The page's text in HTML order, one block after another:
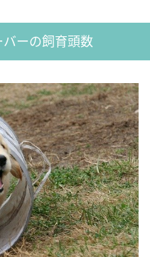
ーの飼育頭数